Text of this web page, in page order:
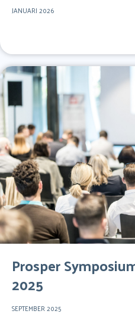
JANUARI 2026
Prosper
2025
SEPTEMBER 2025